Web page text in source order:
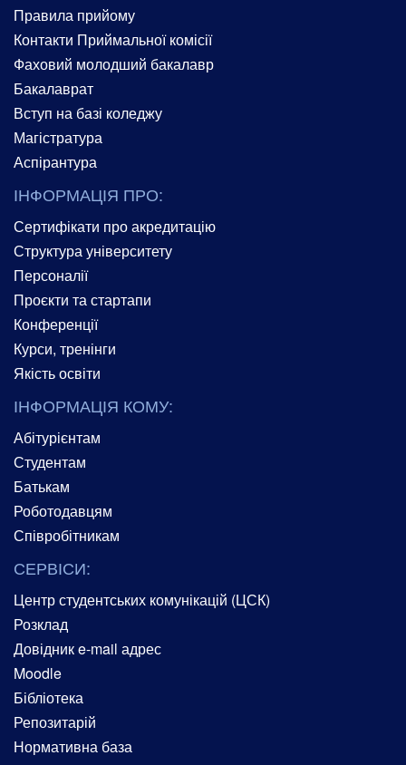
Правила прийому
Контакти Приймальної комісії
Фаховий молодший бакалавр
Бакалаврат
Вступ на базі коледжу
Магістратура
Аспірантура
ІНФОРМАЦІЯ ПРО:
Сертифікати про акредитацію
Структура університету
Персоналії
Проєкти та стартапи
Конференції
Курси, тренінги
Якість освіти
ІНФОРМАЦІЯ КОМУ:
Абітурієнтам
Студентам
Батькам
Роботодавцям
Співробітникам
СЕРВІСИ:
Центр студентських комунікацій (ЦСК)
Розклад
Довідник e-mail адрес
Moodle
Бібліотека
Репозитарій
Нормативна база